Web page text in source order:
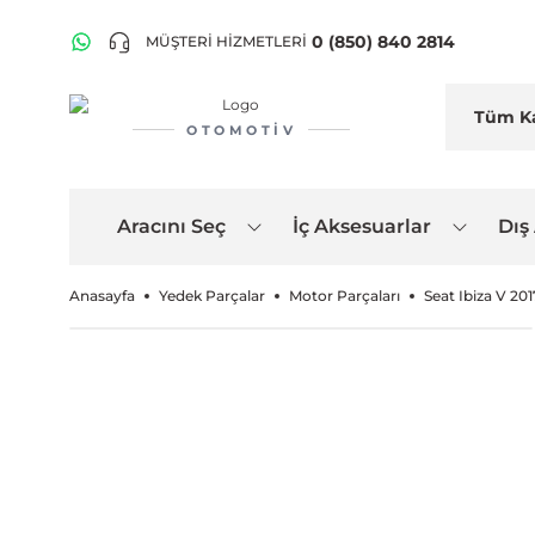
MÜŞTERİ HİZMETLERİ 0 (850) 840 2814
OTOMOTIV
Aracını Seç İç Aksesuarlar
Anasayfa Yedek Parçalar Motor Parçaları Seat Ibiza V